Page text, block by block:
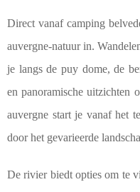
Direct vanaf camping
auvergne-natuur in.
je langs de puy dome, de
en panoramische uitzichten
auvergne start je vanaf het
door het gevarieerde
De rivier biedt opties om te